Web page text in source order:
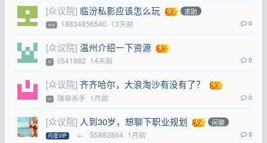
[众议院] 临汾私影应该怎么玩 求助
⭐⭐ 18834856540 13天前 0
[众议院] 温州介绍一下资源
⭐ li541882 14天前 0
[众议院] 齐齐哈尔，大浪淘沙有没有了？
⭐ 瑞幸杀手 1月前 0
[众议院] 人到30岁，想聊下职业规划 闲聊
月度VIP ← 55882864 1月前 3